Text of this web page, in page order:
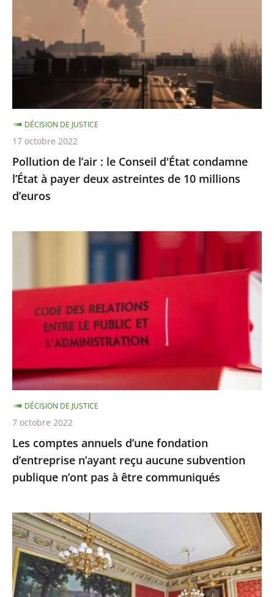
Conseil
d'État
condamne
à
payer
deux
astreintes
de
10
d’euros
Pollution de l’air : le Conseil d'État condamne
l’État à payer deux astreintes de 10 millions
d’euros
DÉCISION DE JUSTICE
17 octobre 2022
d’une
fondation
d’entreprise
n’ayant
aucune
subvention
publique
n’ont
pas
à
être
Les comptes annuels d’une fondation
d’entreprise n’ayant reçu aucune subvention
publique n’ont pas à être communiqués
DÉCISION DE JUSTICE
7 octobre 2022
Le
juge
des
référés
du